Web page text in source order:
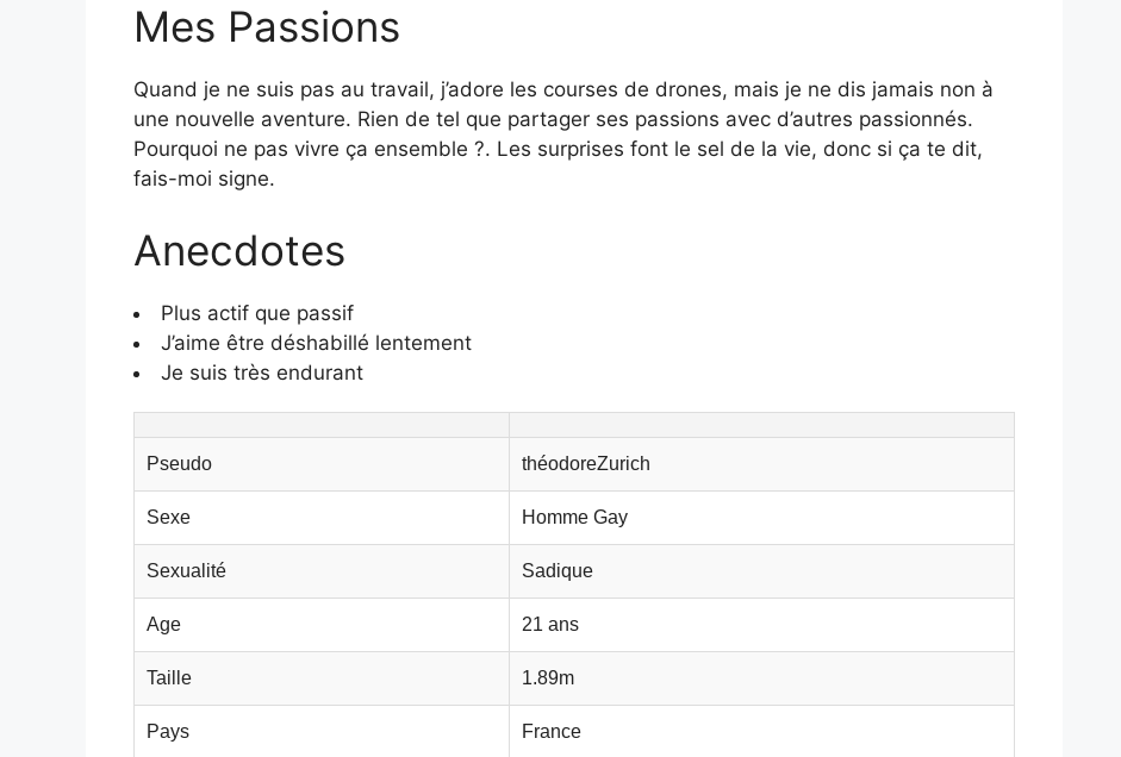
Mes Passions
Quand je ne suis pas au travail, j’adore les courses de drones, mais je ne dis jamais non à
une nouvelle aventure. Rien de tel que partager ses passions avec d’autres passionnés.
Pourquoi ne pas vivre ça ensemble ?. Les surprises font le sel de la vie, donc si ça te dit,
fais-moi signe.
Anecdotes
Plus actif que passif
J’aime être déshabillé lentement
Je suis très endurant
Pseudo théodoreZurich
Sexe Homme Gay
Sexualité Sadique
Age 21 ans
Taille 1.89m
Pays France